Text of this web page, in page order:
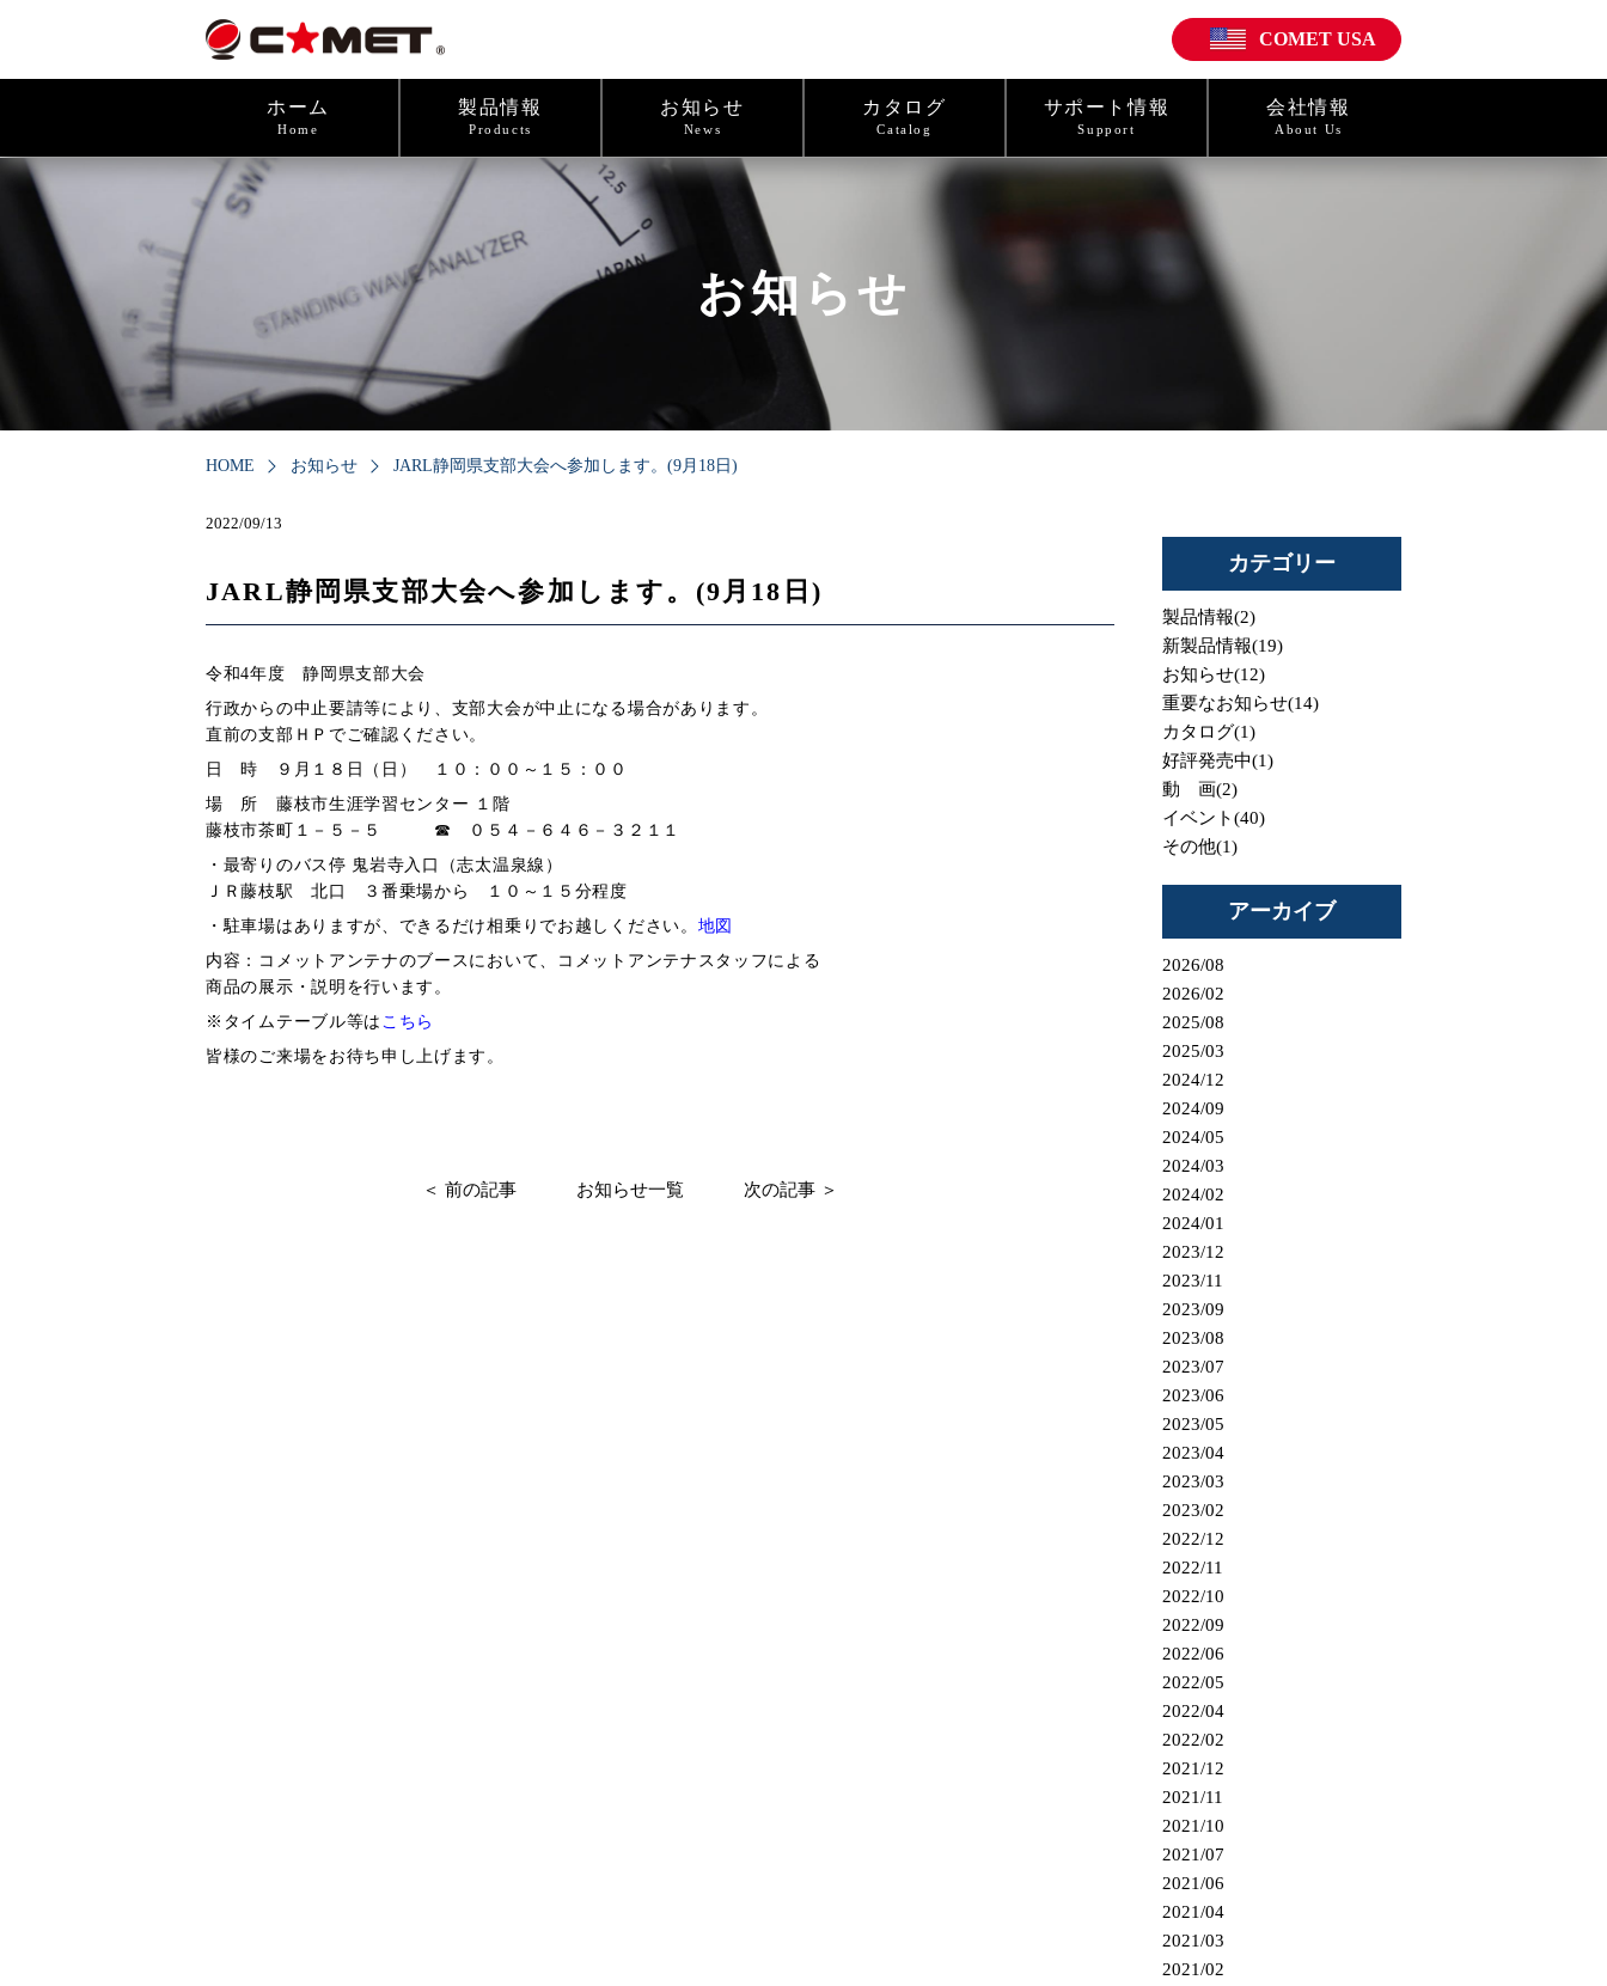
COMET USA
ホーム
Home
製品情報
Products
お知らせ
News
カタログ
Catalog
サポート情報
Support
会社情報
About Us
お知らせ
HOME お知らせ JARL静岡県支部大会へ参加します。(9月18日)
2022/09/13
JARL静岡県支部大会へ参加します。(9月18日)
令和4年度 静岡県支部大会
行政からの中止要請等により、支部大会が中止になる場合があります。
直前の支部ＨＰでご確認ください。
日 時 ９月１８日（日） １０：００～１５：００
場 所 藤枝市生涯学習センター １階
藤枝市茶町１－５－５ ☎ ０５４－６４６－３２１１
・最寄りのバス停 鬼岩寺入口（志太温泉線）
ＪＲ藤枝駅 北口 ３番乗場から １０～１５分程度
・駐車場はありますが、できるだけ相乗りでお越しください。 地図
内容：コメットアンテナのブースにおいて、コメットアンテナスタッフによる
商品の展示・説明を行います。
※タイムテーブル等は こちら
皆様のご来場をお待ち申し上げます。
＜ 前の記事 お知らせ一覧 次の記事 ＞
カテゴリー
製品情報(2)
新製品情報(19)
お知らせ(12)
重要なお知らせ(14)
カタログ(1)
好評発売中(1)
動 画(2)
イベント(40)
その他(1)
アーカイブ
2026/08
2026/02
2025/08
2025/03
2024/12
2024/09
2024/05
2024/03
2024/02
2024/01
2023/12
2023/11
2023/09
2023/08
2023/07
2023/06
2023/05
2023/04
2023/03
2023/02
2022/12
2022/11
2022/10
2022/09
2022/06
2022/05
2022/04
2022/02
2021/12
2021/11
2021/10
2021/07
2021/06
2021/04
2021/03
2021/02